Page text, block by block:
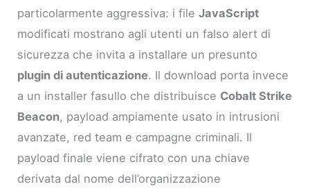
particolarmente aggressiva: i fileJavaScript
modificati mostrano agli utenti un falso alert di
sicurezza che invita a installare un presunto
plugin di autenticazione. Il download porta invece
a un installer fasullo che distribuisce Cobalt Strike
Beacon, payload ampiamente usato in intrusioni
avanzate, red team e campagne criminali. Il
payload finale viene cifrato con una chiave
derivata dal nome dell’organizzazione